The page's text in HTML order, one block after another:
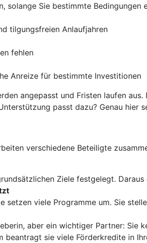
solange Sie bestimmte Bedingungen
tilgungsfreien Anlaufjahren
fehlen
Anreize für bestimmte Investitionen
angepasst und Fristen laufen
passt dazu? Genau hier
verschiedene Beteiligte
Ziele festgelegt.
viele Programme um. Sie
aber ein wichtiger Partner:
beantragt sie viele Förderkredite in